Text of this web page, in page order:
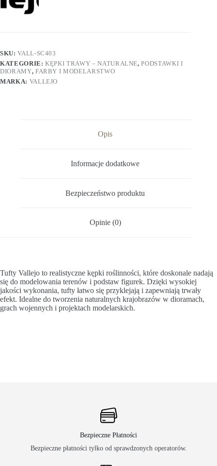
SKU:VALL-SC403
KATEGORIE:KĘPKI TRAWY – NATURALNE,PODSTAWKI I
DIORAMY, FARBY I MODELARSTWO
MARKA: VALLEJO
Opis
Informacje dodatkowe
Bezpieczeństwo produktu
Opinie (0)
Tufty Vallejo to realistyczne kępki roślinności, które doskonale nadają
się do modelowania terenów i podstaw figurek. Dzięki wysokiej
jakości wykonania, tufty łatwo się przyklejają i zapewniają trwały
efekt. Idealne do tworzenia naturalnych krajobrazów w dioramach,
grach wojennych i projektach modelarskich.
Bezpieczne Płatności
Bezpieczne płatności tylko od sprawdzonych operatorów.